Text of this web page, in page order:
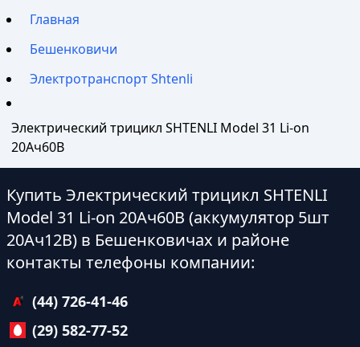
Главная
Бешенковичи
Электротранспорт Shtenli
Электрический трицикл SHTENLI Model 31 Li-on
20Ач60В
Купить Электрический трицикл SHTENLI
Model 31 Li-on 20Ач60В (аккумулятор 5шт
20Ач12В) в Бешенковичах и районе
контакты телефоны компании:
(44) 726-41-46
(29) 582-77-52